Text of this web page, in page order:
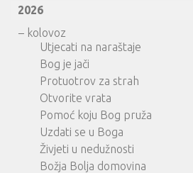
2026
– kolovoz
Utjecati na naraštaje
Bog je jači
Protuotrov za strah
Otvorite vrata
Pomoć koju Bog pruža
Uzdati se u Boga
Živjeti u nedužnosti
Božja Bolja domovina